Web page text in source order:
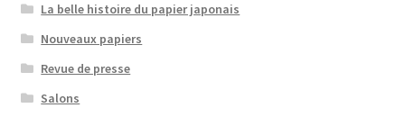
La belle histoire du papier japonais
Nouveaux papiers
Revue de presse
Salons